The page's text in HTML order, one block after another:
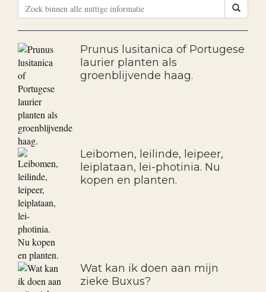
Prunus lusitanica of Portugese
laurier planten als
groenblijvende haag.
Leibomen, leilinde, leipeer,
leiplataan, lei-photinia. Nu
kopen en planten.
Wat kan ik doen aan mijn
zieke Buxus?